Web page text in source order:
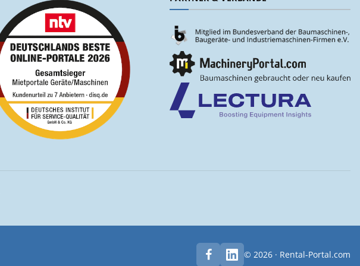
© 2026 · Rental-Portal.com